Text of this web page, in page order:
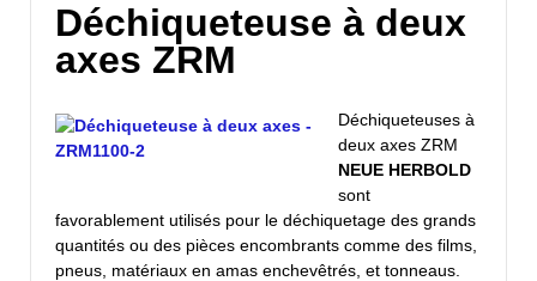
Déchiqueteuse à deux
axes ZRM
Déchiqueteuses à
deux axes ZRM
NEUE HERBOLD
sont
favorablement utilisés pour le déchiquetage des grands
quantités ou des pièces encombrants comme des films,
pneus, matériaux en amas enchevêtrés, et tonneaus.